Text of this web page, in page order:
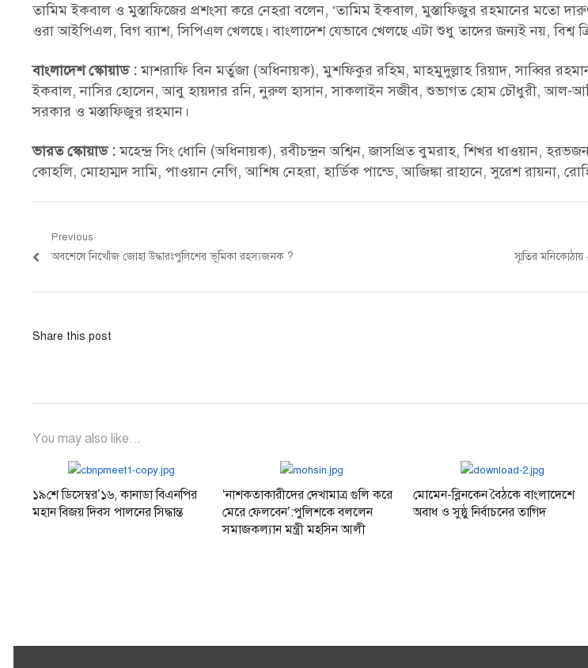
তামিম ইকবাল ও মুস্তাফিজের প্রশংসা করে নেহরা বলেন, ‘তামিম ইকবাল, মুস্তাফিজুর রহমানের মতো
ওরা আইপিএল, বিগ ব্যাশ, সিপিএল খেলছে। বাংলাদেশ যেভাবে খেলছে এটা শুধু তাদের জন্যই নয়, বিশ্ব
বাংলাদেশ স্কোয়াড :মাশরাফি বিন মর্তুজা (অধিনায়ক), মুশফিকুর রহিম, মাহমুদুল্লাহ রিয়াদ, সাব্বির
ইকবাল, নাসির হোসেন, আবু হায়দার রনি, নুরুল হাসান, সাকলাইন সজীব, শুভাগত হোম চৌধুরী, আল-
সরকার ও মস্তাফিজুর রহমান।
ভারত স্কোয়াড :মহেন্দ্র সিং ধোনি (অধিনায়ক), রবীচন্দ্রন অশ্বিন, জাসপ্রিত বুমরাহ, শিখর ধাওয়ান, হরভজন
কোহলি, মোহাম্মদ সামি, পাওয়ান নেগি, আশিষ নেহরা, হার্ডিক পান্ডে, আজিঙ্কা রাহানে, সুরেশ রায়না,
Post
navigation
Previous
Previous
অবশেষে নিখোঁজ জোহা উদ্ধারঃপুলিশের ভূমিকা রহস্যজনক ?
Next
স্মৃতির
Share this post
You may also like...
১৯শে ডিসেম্বর’১৬, কানাডা বিএনপির
মহান বিজয় দিবস পালনের সিদ্ধান্ত
‘নাশকতাকারীদের দেখামাত্র গুলি করে
মেরে ফেলবেন’:পুলিশকে বললেন
সমাজকল্যান মন্ত্রী মহসিন আলী
মোমেন-ব্লিনকেন বৈঠকে বাংলাদেশে
অবাধ ও সুষ্ঠু নির্বাচনের তাগিদ